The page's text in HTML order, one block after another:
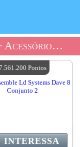
De Música Para Loja De Presentes
INTERESSA
Pontos